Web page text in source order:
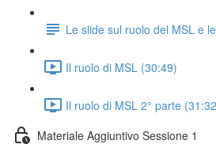
Le slide sul ruolo del MSL e
Il ruolo di MSL (30:49)
Il ruolo di MSL 2° parte
Materiale Aggiuntivo Sessione 1